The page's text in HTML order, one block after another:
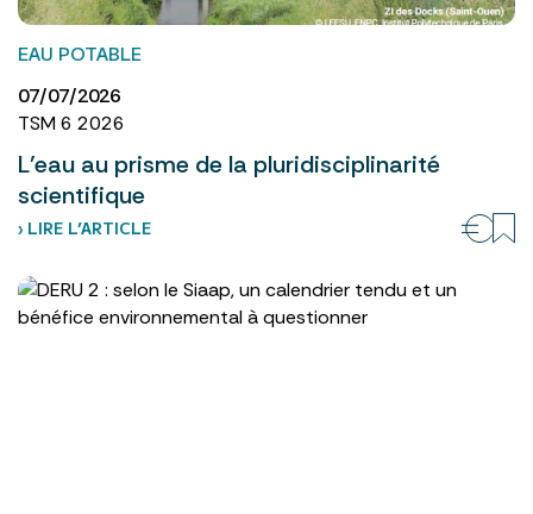
EAU POTABLE
07/07/2026
TSM 6 2026
L’eau au prisme de la pluridisciplinarité
scientifique
› LIRE L’ARTICLE